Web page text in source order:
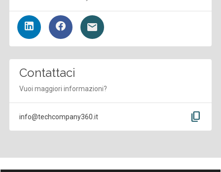
Contattaci
Vuoi maggiori informazioni?
info@techcompany360.it content_copy